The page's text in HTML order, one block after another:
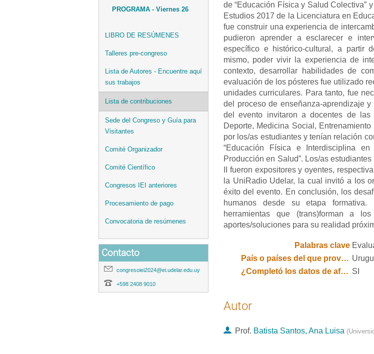
PROGRAMA - Viernes 26
LIBRO DE RESÚMENES
Talleres pre-congreso
Lista de Autores - Encuentre aquí
sus trabajos
Lista de contribuciones
Sede del Congreso y Guía para
Visitantes
Comité Organizador
Comité Científico
Congresos IEI anteriores
Procesamiento de pago
Convocatoria de resúmenes
Contacto
congresoiei2024@ei.udelar.edu.uy
+598 2408 9010
de “Educación Física y Salud Colectiva”
Estudios 2017 de la Licenciatura en
fue construir una experiencia de
pudieron aprender a esclarecer e
específico e histórico-cultural, a partir
mismo, poder vivir la experiencia de
contexto, desarrollar habilidades de
evaluación de los pósteres fue utilizado
unidades curriculares. Para tanto, fue
del proceso de enseñanza-aprendizaje
del evento invitaron a docentes de las
Deporte, Medicina Social,
por los/as estudiantes y tenían relación
“Educación Física e Interdisciplina
Producción en Salud”. Los/as
II fueron expositores y oyentes,
la UniRadio Udelar, la cual invitó a los
éxito del evento. En conclusión, los
humanos desde su etapa formativa.
herramientas que (trans)forman a
aportes/soluciones para su realidad
Palabras clave
País o países del que provienen los autores
¿Completó los datos de afiliación institucional y país de todos los autores? SI
Autor
Prof. Batista Santos, Ana Luisa (